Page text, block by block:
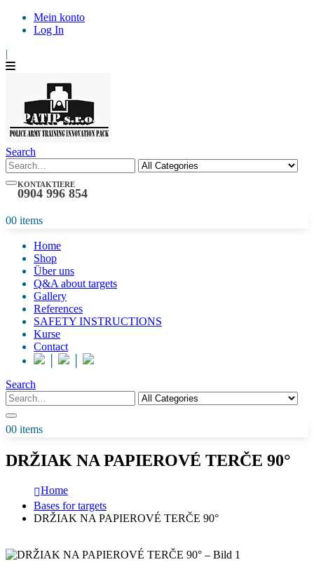
Mein konto
Log In
|
Search
KONTAKTIERE
0904 996 854
00 items
Home
Shop
Über uns
Q&A about targets
Gallery
References
SAFETY INSTRUCTIONS
Kurse
Contact
Search
00 items
DRŽIAK NA PAPIEROVÉ TERČE 90°
Home
Bases for targets
DRŽIAK NA PAPIEROVÉ TERČE 90°